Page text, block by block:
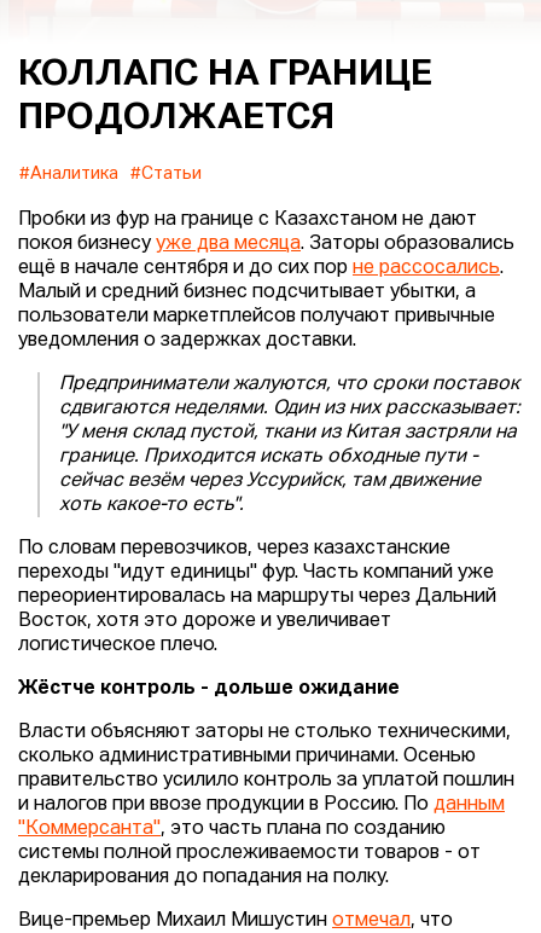
КОЛЛАПС НА ГРАНИЦЕ
ПРОДОЛЖАЕТСЯ
#Аналитика #Статьи
Пробки из фур на границе с Казахстаном не дают
покоя бизнесу уже два месяца. Заторы образовались
ещё в начале сентября и до сих пор не рассосались.
Малый и средний бизнес подсчитывает убытки, а
пользователи маркетплейсов получают привычные
уведомления о задержках доставки.
Предприниматели жалуются, что сроки поставок
сдвигаются неделями. Один из них рассказывает:
"У меня склад пустой, ткани из Китая застряли на
границе. Приходится искать обходные пути -
сейчас везём через Уссурийск, там движение
хоть какое-то есть".
По словам перевозчиков, через казахстанские
переходы "идут единицы" фур. Часть компаний уже
переориентировалась на маршруты через Дальний
Восток, хотя это дороже и увеличивает
логистическое плечо.
Жёстче контроль - дольше ожидание
Власти объясняют заторы не столько техническими,
сколько административными причинами. Осенью
правительство усилило контроль за уплатой пошлин
и налогов при ввозе продукции в Россию. По данным
"Коммерсанта", это часть плана по созданию
системы полной прослеживаемости товаров - от
декларирования до попадания на полку.
Вице-премьер Михаил Мишустин отмечал, что